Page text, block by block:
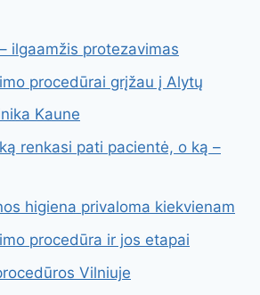
ilgaamžis protezavimas
procedūrai grįžau į Alytų
Kaune
renkasi pati pacientė, o ką –
higiena privaloma kiekvienam
procedūra ir jos etapai
Vilniuje